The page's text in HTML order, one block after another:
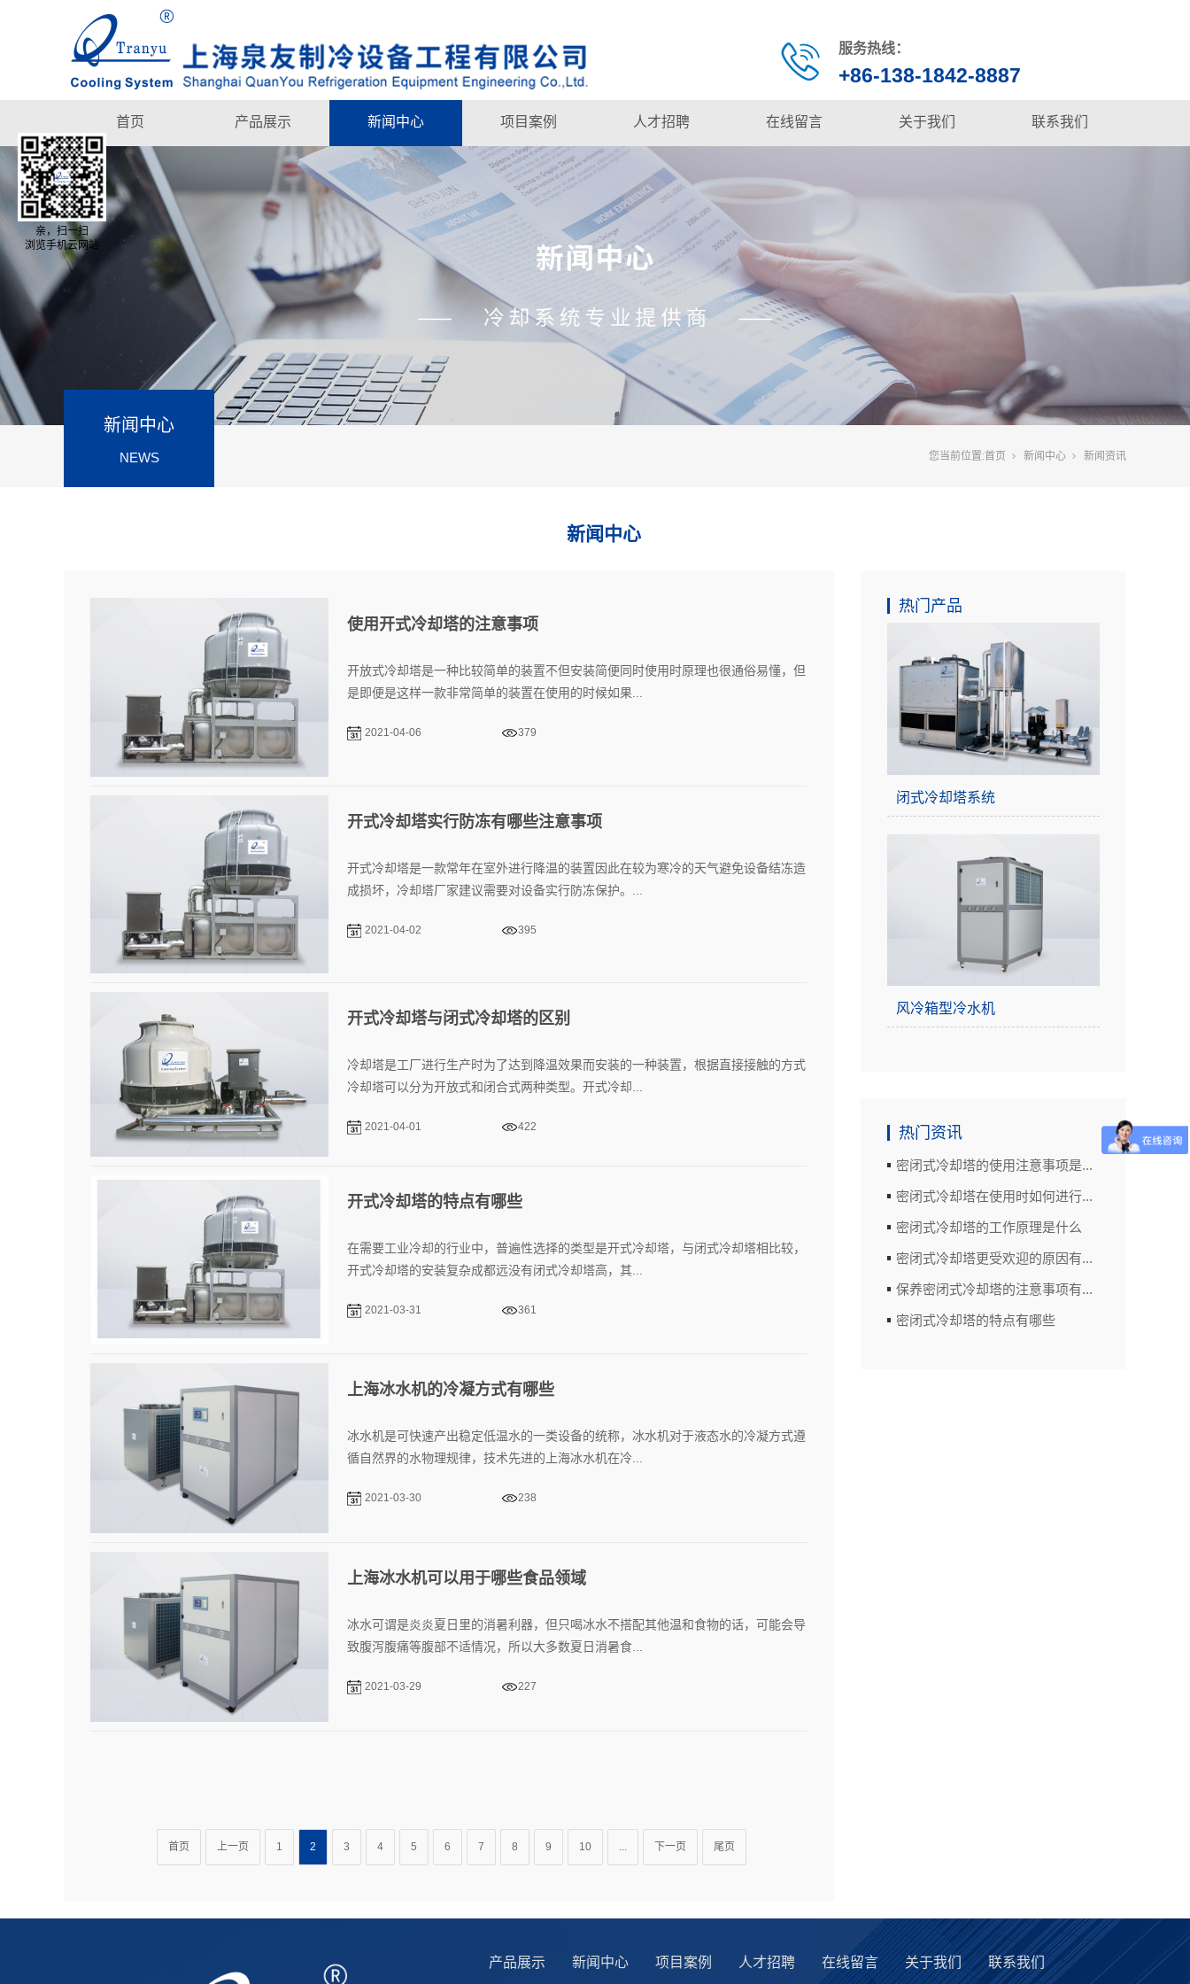
服务热线：
+86-138-1842-8887
首页 产品展示 新闻中心 项目案例 人才招聘 在线留言 关于我们 联系我们
新闻中心
NEWS 您当前位置:首页 新闻中心 新闻资讯
新闻中心
使用开式冷却塔的注意事项
开放式冷却塔是一种比较简单的装置不但安装简便同时使用时原理也很通俗易懂，但
是即便是这样一款非常简单的装置在使用的时候如果...
2021-04-06 379
开式冷却塔实行防冻有哪些注意事项
开式冷却塔是一款常年在室外进行降温的装置因此在较为寒冷的天气避免设备结冻造
成损坏，冷却塔厂家建议需要对设备实行防冻保护。...
2021-04-02 395
开式冷却塔与闭式冷却塔的区别
冷却塔是工厂进行生产时为了达到降温效果而安装的一种装置，根据直接接触的方式
冷却塔可以分为开放式和闭合式两种类型。开式冷却...
2021-04-01 422
开式冷却塔的特点有哪些
在需要工业冷却的行业中，普遍性选择的类型是开式冷却塔，与闭式冷却塔相比较，
开式冷却塔的安装复杂成都远没有闭式冷却塔高，其...
2021-03-31 361
上海冰水机的冷凝方式有哪些
冰水机是可快速产出稳定低温水的一类设备的统称，冰水机对于液态水的冷凝方式遵
循自然界的水物理规律，技术先进的上海冰水机在冷...
2021-03-30 238
上海冰水机可以用于哪些食品领域
冰水可谓是炎炎夏日里的消暑利器，但只喝冰水不搭配其他温和食物的话，可能会导
致腹泻腹痛等腹部不适情况，所以大多数夏日消暑食...
2021-03-29 227
首页 上一页 1 2 3 4 5 6 7 8 9 10 ... 下一页 尾页
热门产品
闭式冷却塔系统
风冷箱型冷水机
热门资讯
密闭式冷却塔的使用注意事项是...
密闭式冷却塔在使用时如何进行...
密闭式冷却塔的工作原理是什么
密闭式冷却塔更受欢迎的原因有...
保养密闭式冷却塔的注意事项有...
密闭式冷却塔的特点有哪些
产品展示 新闻中心 项目案例 人才招聘 在线留言 关于我们 联系我们
亲，扫一扫
浏览手机云网站